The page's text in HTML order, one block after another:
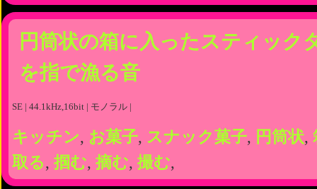
円筒状の箱に入ったスティック
を指で漁る音
SE | 44.1kHz,16bit | モノラル |
キッチン, お菓子, スナック菓子, 円筒状,
取る, 掴む, 摘む, 撮む,